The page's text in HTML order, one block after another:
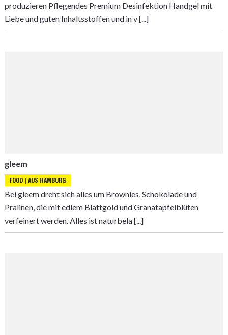
produzieren Pflegendes Premium Desinfektion Handgel mit
Liebe und guten Inhaltsstoffen und in v [...]
gleem
FOOD | AUS HAMBURG
Bei gleem dreht sich alles um Brownies, Schokolade und
Pralinen, die mit edlem Blattgold und Granatapfelblüten
verfeinert werden. Alles ist naturbela [...]